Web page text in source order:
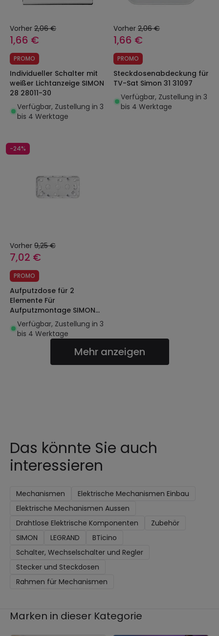
Vorher 2,06 €
1,66 €
PROMO
Individueller Schalter mit
weißer Lichtanzeige SIMON
28 28011-30
Verfügbar, Zustellung in 3
bis 4 Werktage
Vorher 2,06 €
1,66 €
PROMO
Steckdosenabdeckung für
TV-Sat Simon 31 31097
Verfügbar, Zustellung in 3
bis 4 Werktage
-24%
Vorher 9,25 €
7,02 €
PROMO
Aufputzdose für 2
Elemente Für
Aufputzmontage SIMON
73 73760
Verfügbar, Zustellung in 3
bis 4 Werktage
Mehr anzeigen
Das könnte Sie auch
interessieren
Mechanismen
Elektrische Mechanismen Einbau
Elektrische Mechanismen Aussen
Drahtlose Elektrische Komponenten
Zubehör
SIMON
LEGRAND
BTicino
Schalter, Wechselschalter und Regler
Stecker und Steckdosen
Rahmen für Mechanismen
Marken in dieser Kategorie